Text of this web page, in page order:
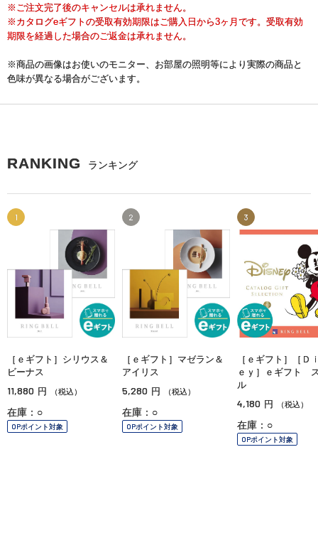
※ご注文完了後のキャンセルは承れません。
※カタログeギフトの受取有効期限はご購入日から3ヶ月です。受取有効
期限を経過した場合のご返金は承れません。
※商品の画像はお使いのモニター、お部屋の照明等により実際の商品と
色味が異なる場合がございます。
RANKING ランキング
1
［ｅギフト］シリウス＆
ビーナス
11,880 円 （税込）
在庫：○
OPポイント対象
2
［ｅギフト］マゼラン＆
アイリス
5,280 円 （税込）
在庫：○
OPポイント対象
3
［ｅギフト］［Ｄ
ｅｙ］ｅギフト
ル
4,180 円 （税込）
在庫：○
OPポイント対象